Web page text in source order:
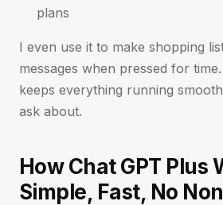
plans
I even use it to make shopping
messages when pressed for
keeps everything running
ask about.
How Chat GPT Plus
Simple, Fast, No